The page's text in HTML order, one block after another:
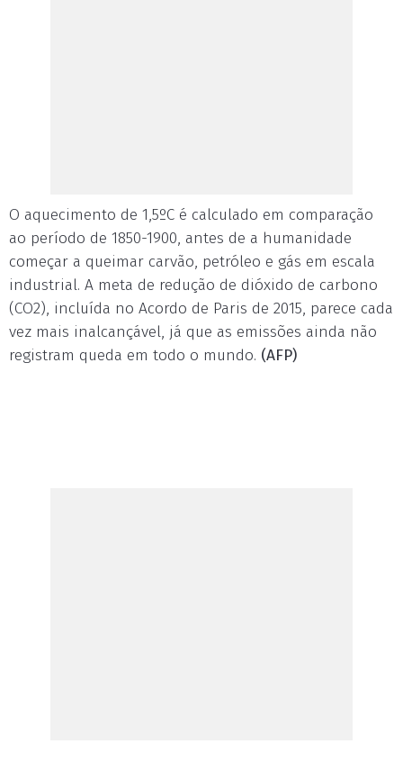
O aquecimento de 1,5ºC é calculado em comparação
ao período de 1850-1900, antes de a humanidade
começar a queimar carvão, petróleo e gás em escala
industrial. A meta de redução de dióxido de carbono
(CO2), incluída no Acordo de Paris de 2015, parece cada
vez mais inalcançável, já que as emissões ainda não
registram queda em todo o mundo. (AFP)